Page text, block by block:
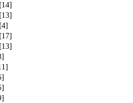
[14]
[13]
[4]
[17]
[13]